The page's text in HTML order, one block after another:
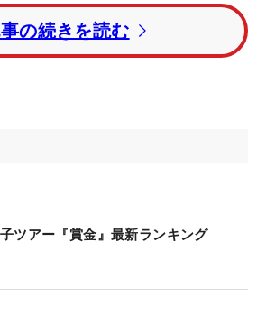
1ドル=143円で計算）
は女子メジャー史上最高額の賞
（当時レートで約18億8000万
。大会2勝目を果たし、優勝賞
3億7000万円）を手にした。
万円）。今季6勝を誇るネリ
の続きを読む
ツアー『賞金』最新ランキング